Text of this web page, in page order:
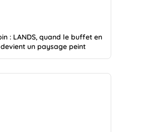
: LANDS, quand le buffet en
un paysage peint